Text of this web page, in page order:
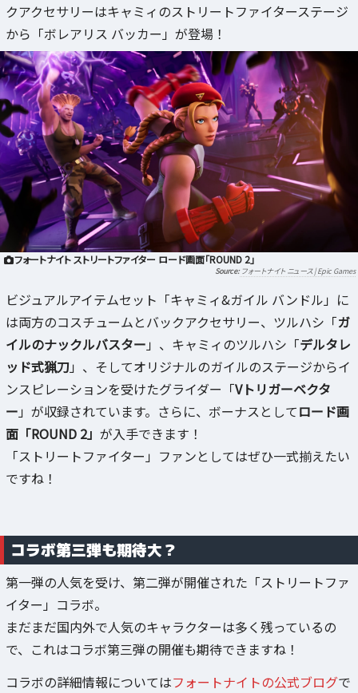
クアクセサリーはキャミィのストリートファイターステージ
から「ボレアリス バッカー」が登場！
フォートナイト ストリートファイター ロード画面「ROUND 2」
フォートナイト ニュース | Epic Games
ビジュアルアイテムセット「キャミィ&ガイル バンドル」に
は両方のコスチュームとバックアクセサリー、ツルハシ「ガ
イルのナックルバスター 」、キャミィのツルハシ「デルタレ
ッド式猟刀」、そしてオリジナルのガイルのステージからイ
ンスピレーションを受けたグライダー「Vトリガーベクタ
ー 」が収録されています。さらに、ボーナスとしてロード画
面「ROUND 2」 が入手できます！
「ストリートファイター」ファンとしてはぜひ一式揃えたい
ですね！
コラボ第三弾も期待大？
第一弾の人気を受け、第二弾が開催された「ストリートファ
イター」コラボ。
まだまだ国内外で人気のキャラクターは多く残っているの
で、これはコラボ第三弾の開催も期待できますね！
コラボの詳細情報についてはフォートナイトの公式ブログで